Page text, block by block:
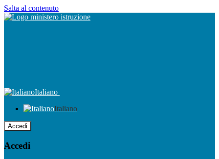
Salta al contenuto
Italiano
Italiano
Accedi
Accedi